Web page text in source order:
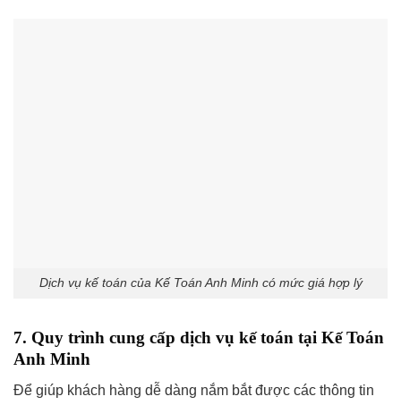
Dịch vụ kế toán của Kế Toán Anh Minh có mức giá hợp lý
7. Quy trình cung cấp dịch vụ kế toán tại Kế Toán
Anh Minh
Để giúp khách hàng dễ dàng nắm bắt được các thông tin